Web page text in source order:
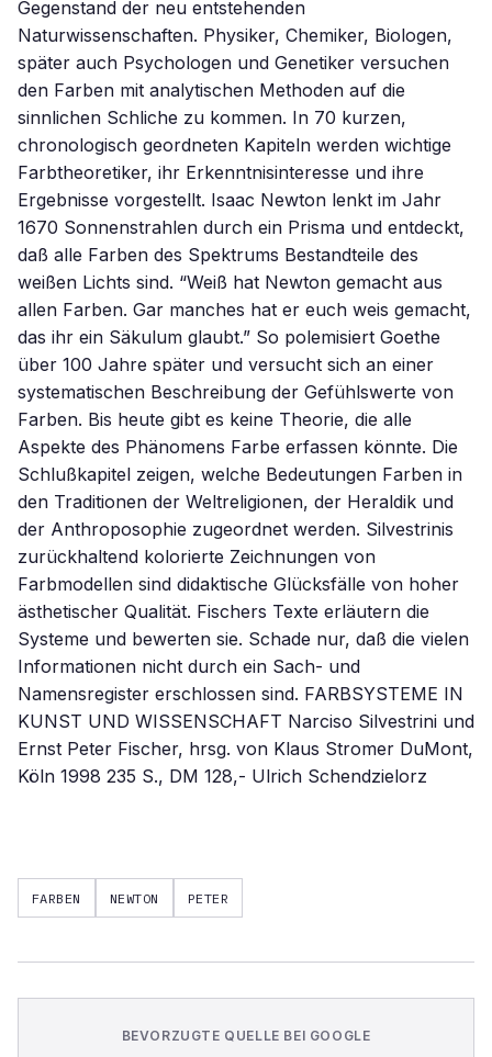
Gegenstand der neu entstehenden
Naturwissenschaften. Physiker, Chemiker, Biologen,
später auch Psychologen und Genetiker versuchen
den Farben mit analytischen Methoden auf die
sinnlichen Schliche zu kommen. In 70 kurzen,
chronologisch geordneten Kapiteln werden wichtige
Farbtheoretiker, ihr Erkenntnisinteresse und ihre
Ergebnisse vorgestellt. Isaac Newton lenkt im Jahr
1670 Sonnenstrahlen durch ein Prisma und entdeckt,
daß alle Farben des Spektrums Bestandteile des
weißen Lichts sind. “Weiß hat Newton gemacht aus
allen Farben. Gar manches hat er euch weis gemacht,
das ihr ein Säkulum glaubt.” So polemisiert Goethe
über 100 Jahre später und versucht sich an einer
systematischen Beschreibung der Gefühlswerte von
Farben. Bis heute gibt es keine Theorie, die alle
Aspekte des Phänomens Farbe erfassen könnte. Die
Schlußkapitel zeigen, welche Bedeutungen Farben in
den Traditionen der Weltreligionen, der Heraldik und
der Anthroposophie zugeordnet werden. Silvestrinis
zurückhaltend kolorierte Zeichnungen von
Farbmodellen sind didaktische Glücksfälle von hoher
ästhetischer Qualität. Fischers Texte erläutern die
Systeme und bewerten sie. Schade nur, daß die vielen
Informationen nicht durch ein Sach- und
Namensregister erschlossen sind. FARBSYSTEME IN
KUNST UND WISSENSCHAFT Narciso Silvestrini und
Ernst Peter Fischer, hrsg. von Klaus Stromer DuMont,
Köln 1998 235 S., DM 128,- Ulrich Schendzielorz
FARBEN NEWTON PETER
BEVORZUGTE QUELLE BEI GOOGLE